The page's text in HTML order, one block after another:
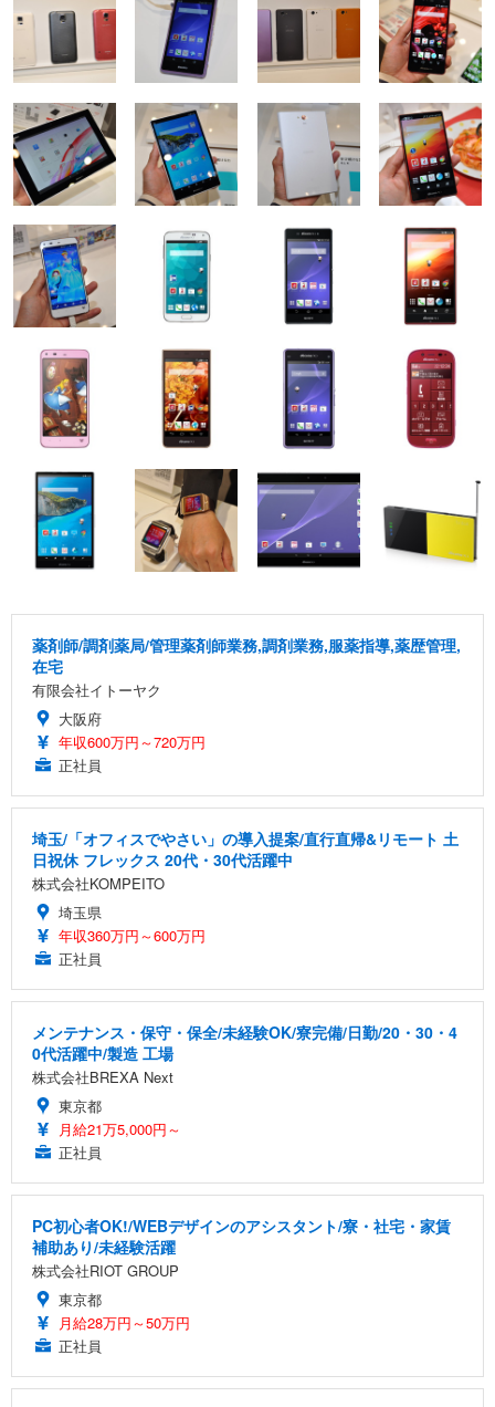
薬剤師/調剤薬局/管理薬剤師業務,調剤業務,服薬指導,薬歴管理,
在宅
有限会社イトーヤク
大阪府
年収600万円～720万円
正社員
埼玉/「オフィスでやさい」の導入提案/直行直帰&リモート 土
日祝休 フレックス 20代・30代活躍中
株式会社KOMPEITO
埼玉県
年収360万円～600万円
正社員
メンテナンス・保守・保全/未経験OK/寮完備/日勤/20・30・4
0代活躍中/製造 工場
株式会社BREXA Next
東京都
月給21万5,000円～
正社員
PC初心者OK!/WEBデザインのアシスタント/寮・社宅・家賃
補助あり/未経験活躍
株式会社RIOT GROUP
東京都
月給28万円～50万円
正社員